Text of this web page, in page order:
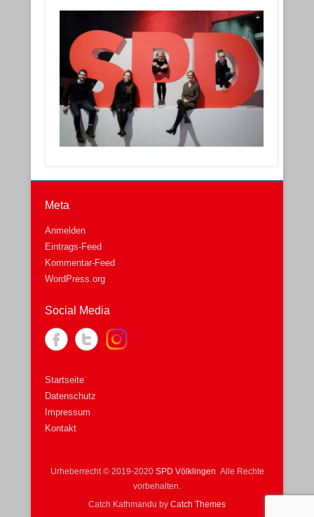
Meta
Anmelden
Eintrags-Feed
Kommentar-Feed
WordPress.org
Social Media
Startseite
Datenschutz
Impressum
Kontakt
Urheberrecht © 2019-2020 SPD Völklingen Alle Rechte
vorbehalten.
Catch Kathmandu by Catch Themes